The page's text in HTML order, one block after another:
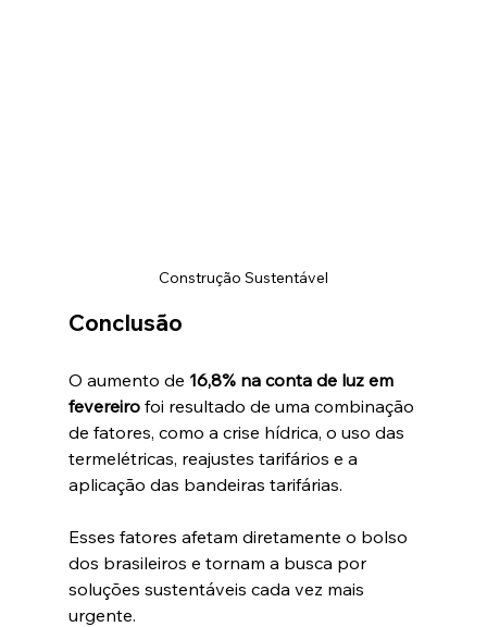
Construção Sustentável
Conclusão
O aumento de 16,8% na conta de luz em
fevereiro foi resultado de uma combinação
de fatores, como a crise hídrica, o uso das
termelétricas, reajustes tarifários e a
aplicação das bandeiras tarifárias.
Esses fatores afetam diretamente o bolso
dos brasileiros e tornam a busca por
soluções sustentáveis cada vez mais
urgente.